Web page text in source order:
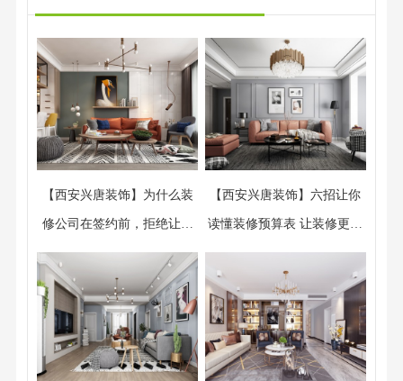
【西安兴唐装饰】为什么装
修公司在签约前，拒绝让业
主带走预算
【西安兴唐装饰】六招让你
读懂装修预算表 让装修更省
钱